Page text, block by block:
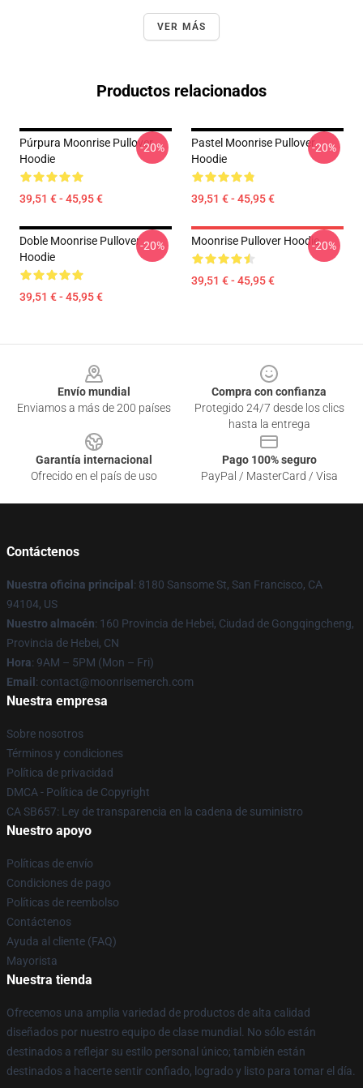
VER MÁS
Productos relacionados
Púrpura Moonrise Pullover
Hoodie
39,51 € - 45,95 €
-20%
Pastel Moonrise Pullover
Hoodie
39,51 € - 45,95 €
-20%
Doble Moonrise Pullover
Hoodie
39,51 € - 45,95 €
-20% Moonrise Pullover Hoodie
39,51 € - 45,95 €
-20%
Envío mundial
Enviamos a más de 200 países
Compra con confianza
Protegido 24/7 desde los clics
hasta la entrega
Garantía internacional
Ofrecido en el país de uso
Pago 100% seguro
PayPal / MasterCard / Visa
Contáctenos
Nuestra oficina principal : 8180 Sansome St, San Francisco, CA
94104, US
Nuestro almacén: 160 Provincia de Hebei, Ciudad de Gongqingcheng,
Provincia de Hebei, CN
Hora: 9AM – 5PM (Mon – Fri)
Email : contact@moonrisemerch.com
Nuestra empresa
Sobre nosotros
Términos y condiciones
Política de privacidad
DMCA - Política de Copyright
CA SB657: Ley de transparencia en la cadena de suministro
Nuestro apoyo
Políticas de envío
Condiciones de pago
Políticas de reembolso
Contáctenos
Ayuda al cliente (FAQ)
Mayorista
Nuestra tienda
Ofrecemos una amplia variedad de productos de alta calidad
diseñados por nuestro equipo de clase mundial. No sólo están
destinados a reflejar su estilo personal único; también están
destinados a hacerte sentir confiado, logrado y listo para tomar el día.